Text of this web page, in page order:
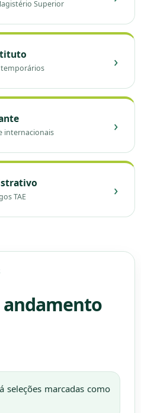
Superior
temporários ›
internacionais ›
TAE ›
andamento
seleções marcadas como